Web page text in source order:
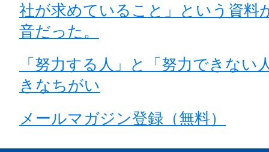
社が求めていること」という資料
音だった。
「努力する人」と「努力できない
きなちがい
メールマガジン登録（無料）